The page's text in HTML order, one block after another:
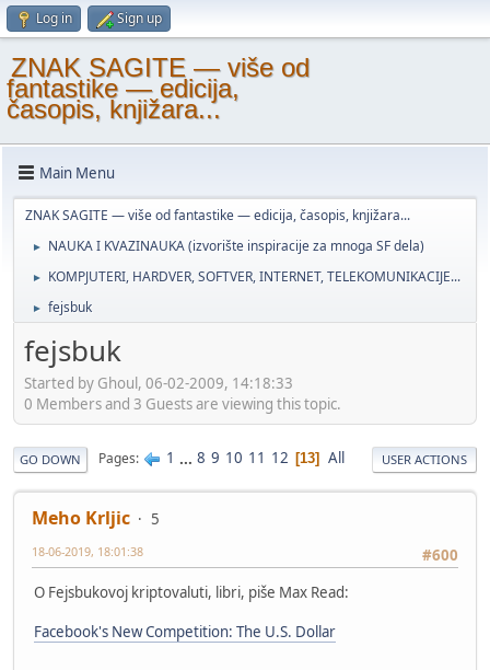
Log in Sign up
ZNAK SAGITE — više od
fantastike — edicija,
časopis, knjižara...
Main Menu
ZNAK SAGITE — više od fantastike — edicija, časopis, knjižara...
► NAUKA I KVAZINAUKA (izvorište inspiracije za mnoga SF dela)
► KOMPJUTERI, HARDVER, SOFTVER, INTERNET, TELEKOMUNIKACIJE...
► fejsbuk
fejsbuk
Started by Ghoul, 06-02-2009, 14:18:33
0 Members and 3 Guests are viewing this topic.
GO DOWN Pages 1 ... 8 9 10 11 12 13 All USER ACTIONS
Meho Krljic
5
#600
18-06-2019, 18:01:38
O Fejsbukovoj kriptovaluti, libri, piše Max Read:
Facebook's New Competition: The U.S. Dollar